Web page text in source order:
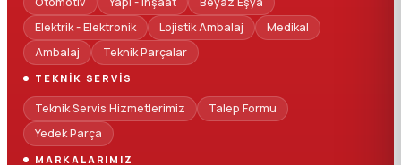
Elektrik - Elektronik
Lojistik Ambalaj
Medikal
Ambalaj
Teknik Parçalar
TEKNIK SERVIS
Teknik Servis Hizmetlerimiz
Talep Formu
Yedek Parça
MARKALARIMIZ